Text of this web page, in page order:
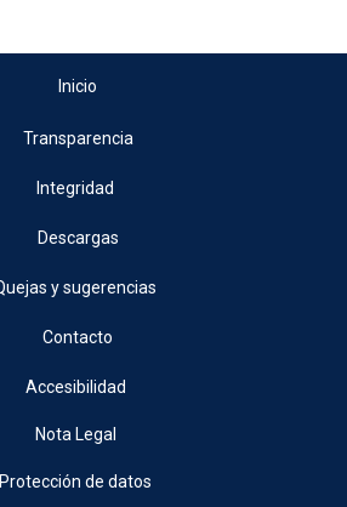
Inicio
Transparencia
Integridad
Descargas
y sugerencias
Contacto
Accesibilidad
Nota Legal
Protección de datos